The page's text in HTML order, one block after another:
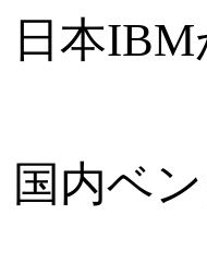
日本
国内ベ